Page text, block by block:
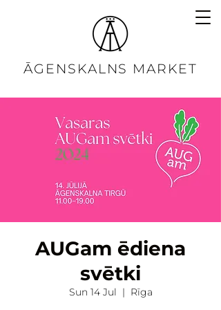
ĀGENSKALNS MARKET
AUGam ēdiena
svētki
Sun 14 Jul
  |
Rīga